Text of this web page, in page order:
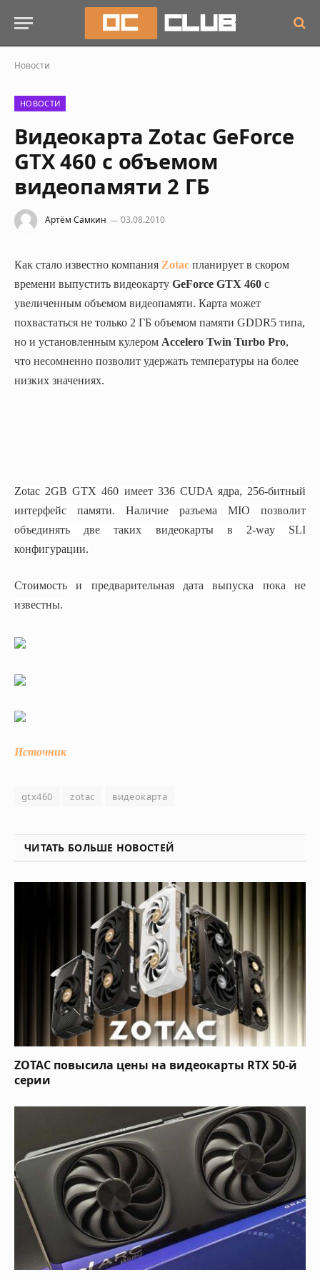
Новости
НОВОСТИ
Видеокарта Zotac GeForce
GTX 460 с объемом
видеопамяти 2 ГБ
Артём Самкин 03.08.2010
Как стало известно компания Zotac планирует в скором
времени выпустить видеокарту GeForce GTX 460 с
увеличенным объемом видеопамяти. Карта может
похвастаться не только 2 ГБ объемом памяти GDDR5 типа,
но и установленным кулером Accelero Twin Turbo Pro,
что несомненно позволит удержать температуры на более
низких значениях.
Zotac 2GB GTX 460 имеет 336 CUDA ядра, 256-битный
интерфейс памяти. Наличие разъема MIO позволит
объединять две таких видеокарты в 2-waySLI
конфигурации.
Стоимость и предварительная дата выпуска пока не
известны.
Источник
gtx460 zotac видеокарта
ЧИТАТЬ БОЛЬШЕ НОВОСТЕЙ
ZOTAC повысила цены на видеокарты RTX 50-й
серии